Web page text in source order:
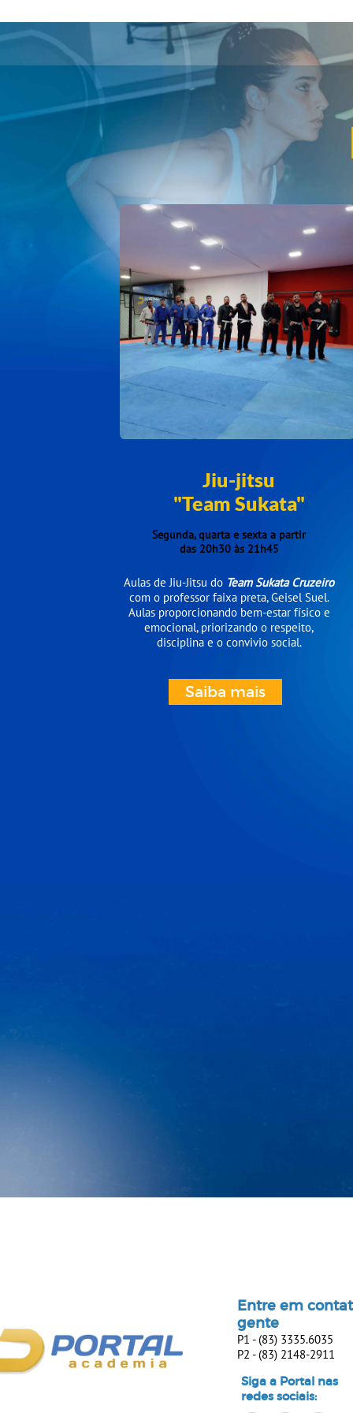
Jiu-jitsu
"Team Sukata"
Segunda, quarta e sexta a partir
das 20h30 às 21h45
Aulas de Jiu-Jitsu do Team Sukata Cruzeiro
com o professor faixa preta, Geisel Suel.
Aulas proporcionando bem-estar físico e
emocional, priorizando o respeito,
disciplina e o convivio social.
Saiba mais
In consectetuer turpis ut velit.
Suspendisse nisl elit, rhoncus eget,
elementum ac, condimentum eget,
Entre em
gente
​​​​​​​P1 - (83) 3335.6035
P2 - (83) 2148-2911
Siga a Portal nas
redes sociais: